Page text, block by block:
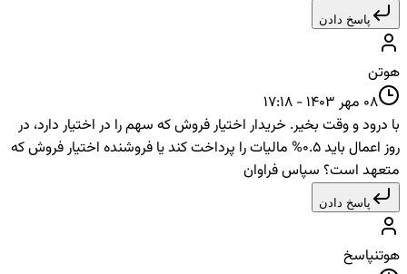
پاسخ دادن
هوتن
08 مهر 1403 - 17:18
با درود و وقت بخیر. خریدار اختیار فروش که سهم را در اختیار دارد، در
روز اعمال باید 0.5% مالیات را پرداخت کند یا فروشنده اختیار فروش که
متعهد است؟ سپاس فراوان
پاسخ دادن
هوتنپاسخ